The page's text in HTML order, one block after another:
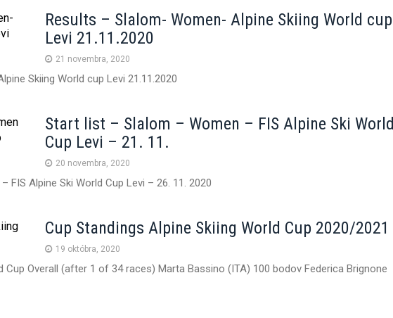
Results – Slalom- Women- Alpine Skiing World cup
Levi 21.11.2020
21 novembra, 2020
Skiing World cup Levi 21.11.2020
Start list – Slalom – Women – FIS Alpine Ski World
Cup Levi – 21. 11.
20 novembra, 2020
FIS Alpine Ski World Cup Levi – 26. 11. 2020
Cup Standings Alpine Skiing World Cup 2020/2021
19 októbra, 2020
Cup Overall (after 1 of 34 races) Marta Bassino (ITA) 100 bodov Federica Brignone